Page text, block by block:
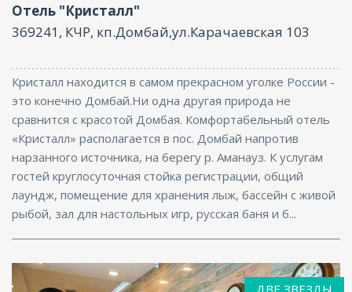
Отель "Кристалл"
369241, КЧР, кп.Домбай,ул.Карачаевская 103
Кристалл находится в самом прекрасном уголке России -
это конечно Домбай.Ни одна другая природа не
сравнится с красотой Домбая. Комфортабельный отель
«Кристалл» располагается в пос. Домбай напротив
нарзанного источника, на берегу р. Аманауз. К услугам
гостей круглосуточная стойка регистрации, общий
лаундж, помещение для хранения лыж, бассейн с живой
рыбой, зал для настольных игр, русская баня и б...
ДВЕ ЗВЕЗДЫ